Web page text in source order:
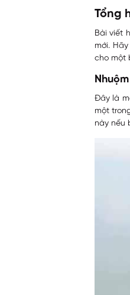
Tổng
Bài viết
mới.
cho một
Đây là
một
này nếu